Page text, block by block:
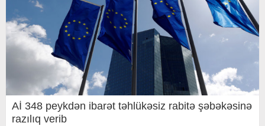
Aİ 348 peykdən ibarət təhlükəsiz rabitə şəbəkəsinə
razılıq verib